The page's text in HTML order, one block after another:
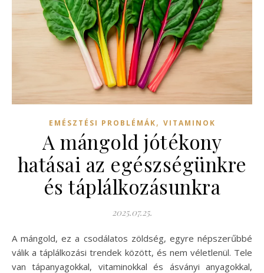
EMÉSZTÉSI PROBLÉMÁK, VITAMINOK
A mángold jótékony
hatásai az egészségünkre
és táplálkozásunkra
2025.07.25.
A mángold, ez a csodálatos zöldség, egyre népszerűbbé
válik a táplálkozási trendek között, és nem véletlenül. Tele
van tápanyagokkal, vitaminokkal és ásványi anyagokkal,